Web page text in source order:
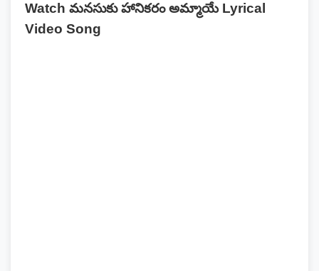
Watch మనసుకు హానికరం అమ్మాయే Lyrical
Video Song